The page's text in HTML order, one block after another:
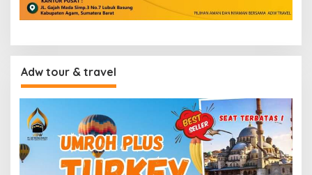
Adw tour & travel